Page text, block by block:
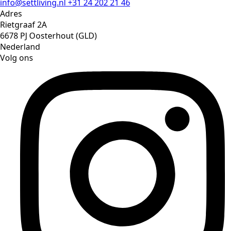
info@settliving.nl +31 24 202 21 46
Adres
Rietgraaf 2A
6678 PJ Oosterhout (GLD)
Nederland
Volg ons